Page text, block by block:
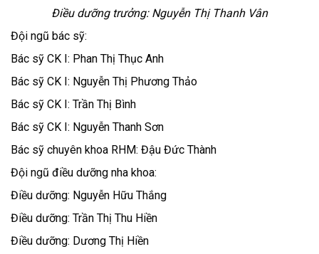
Điều dưỡng trưởng: Nguyễn Thị Thanh Vân
Đội ngũ bác sỹ:
Bác sỹ CK I: Phan Thị Thục Anh
Bác sỹ CK I: Nguyễn Thị Phương Thảo
Bác sỹ CK I: Trần Thị Bình
Bác sỹ CK I: Nguyễn Thanh Sơn
Bác sỹ chuyên khoa RHM: Đậu Đức Thành
Đội ngũ điều dưỡng nha khoa:
Điều dưỡng: Nguyễn Hữu Thắng
Điều dưỡng: Trần Thị Thu Hiền
Điều dưỡng: Dương Thị Hiền